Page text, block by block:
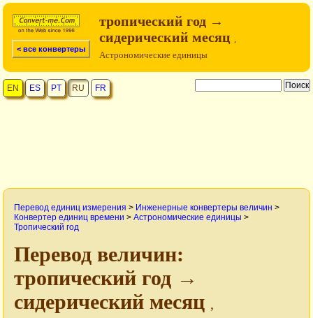
< все конвертеры
тропический год →
сидерический месяц ,
Астрономические единицы
EN ES PT RU FR
Перевод единиц измерения > Инженерные конвертеры величин >
Конвертер единиц времени > Астрономические единицы >
Тропический год
Перевод величин:
тропический год →
сидерический месяц ,